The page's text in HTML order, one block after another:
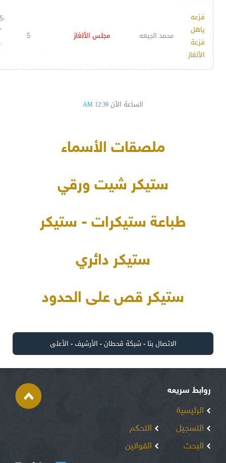
فزعه
ياهل
فزعة
الألغاز
محمد الجبعه مجلس الألغاز 5
الساعة الآن 12:39 AM
ملصقات الأسماء
ستيكر شيت ورقي
طباعة ستيكرات - ستيكر
ستيكر دائري
ستيكر قص على الحدود
الاتصال بنا -شبكة قحطان- الأرشيف- الأعلى
روابط سريعه
الرئيسية
التسجيل
البحث
التحكم
القوانين